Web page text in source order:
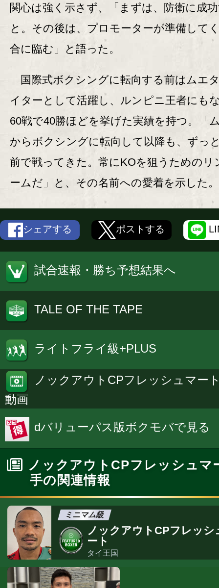
関心は強く示さず、「まずは、防衛に成
と。その後は、プロモーターが準備して
合に臨む」と語った。
国際式ボクシングに転向する前はムエ
イターとして活躍し、ルンピニ王者にも
60戦で40勝ほどを挙げた実績を持つ。「
からボクシングに転向して以降も、ずっ
前で戦ってきた。常にKOを狙うためのリ
ームだ」と、その名前への愛着を示した。
シェアする ポストする
試合速報・勝ち予想結果へ
TALE OF THE TAPE
ライトフライ級+PLUS
ノックアウトCPフレッシュマー
動画
dバリューパス版ボクモバで見る
ノックアウトCPフレッシュマ
手の関連情報
ミニマム級
ノックアウトCPフレッシ
ート
タイ王国